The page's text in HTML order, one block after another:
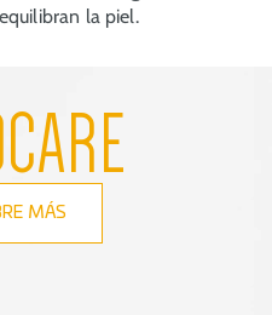
la piel.
MÁS